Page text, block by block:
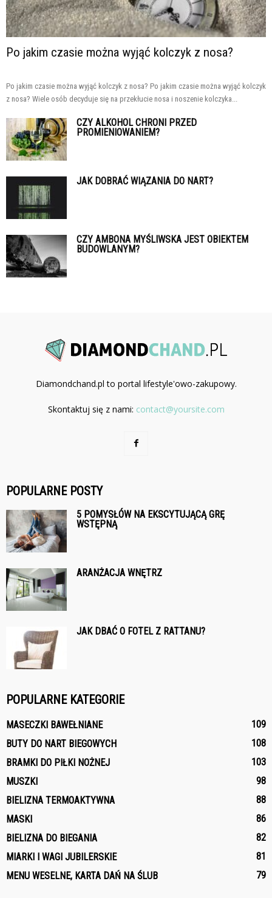
Po jakim czasie można wyjąć kolczyk z nosa?
Po jakim czasie można wyjąć kolczyk z nosa? Po jakim czasie można wyjąć kolczyk
z nosa? Wiele osób decyduje się na przekłucie nosa i noszenie kolczyka...
CZY ALKOHOL CHRONI PRZED
PROMIENIOWANIEM?
JAK DOBRAĆ WIĄZANIA DO NART?
CZY AMBONA MYŚLIWSKA JEST OBIEKTEM
BUDOWLANYM?
Diamondchand.pl to portal lifestyle'owo-zakupowy.
Skontaktuj się z nami: contact@yoursite.com
POPULARNE POSTY
5 POMYSŁÓW NA EKSCYTUJĄCĄ GRĘ
WSTĘPNĄ
ARANŻACJA WNĘTRZ
JAK DBAĆ O FOTEL Z RATTANU?
POPULARNE KATEGORIE
MASECZKI BAWEŁNIANE
109
BUTY DO NART BIEGOWYCH
108
BRAMKI DO PIŁKI NOŻNEJ
103
MUSZKI
98
BIELIZNA TERMOAKTYWNA
88
MASKI
86
BIELIZNA DO BIEGANIA
82
MIARKI I WAGI JUBILERSKIE
81
MENU WESELNE, KARTA DAŃ NA ŚLUB
79